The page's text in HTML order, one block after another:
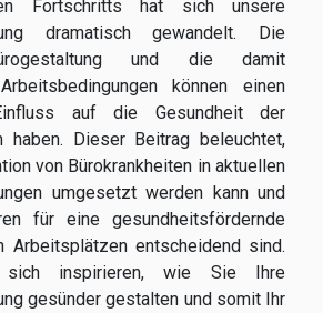
Fortschritts hat sich unsere
dramatisch gewandelt. Die
und die damit
können einen
auf die Gesundheit der
haben. Dieser Beitrag beleuchtet,
von Bürokrankheiten in aktuellen
umgesetzt werden kann und
für eine gesundheitsfördernde
Arbeitsplätzen entscheidend sind.
inspirieren, wie Sie Ihre
gesünder gestalten und somit Ihr